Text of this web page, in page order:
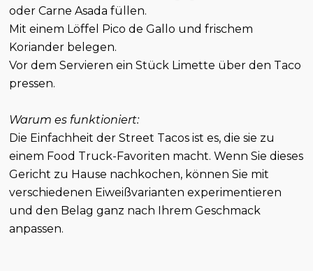
oder Carne Asada füllen.
Mit einem Löffel Pico de Gallo und frischem
Koriander belegen.
Vor dem Servieren ein Stück Limette über den Taco
pressen.
Warum es funktioniert:
Die Einfachheit der Street Tacos ist es, die sie zu
einem Food Truck-Favoriten macht. Wenn Sie dieses
Gericht zu Hause nachkochen, können Sie mit
verschiedenen Eiweißvarianten experimentieren
und den Belag ganz nach Ihrem Geschmack
anpassen.